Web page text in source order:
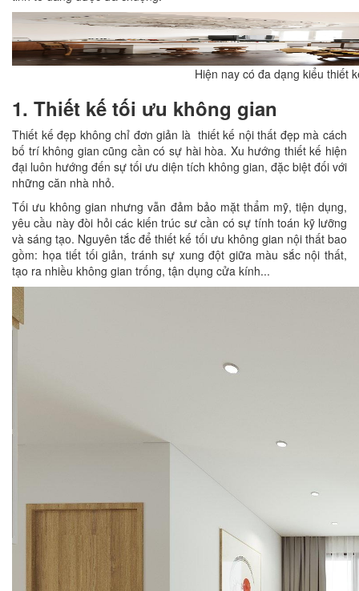
Hiện nay có đa dạng kiểu thiết
1. Thiết kế tối ưu không gian
Thiết kế đẹp không chỉ đơn giản là thiết kế nội thất đẹp mà cách
bố trí không gian cũng cần có sự hài hòa. Xu hướng thiết kế hiện
đại luôn hướng đến sự tối ưu diện tích không gian, đặc biệt đối với
những căn nhà nhỏ.
Tối ưu không gian nhưng vẫn đảm bảo mặt thẩm mỹ, tiện dụng,
yêu cầu này đòi hỏi các kiến trúc sư cần có sự tính toán kỹ lưỡng
và sáng tạo. Nguyên tắc để thiết kế tối ưu không gian nội thất bao
gồm: họa tiết tối giản, tránh sự xung đột giữa màu sắc nội thất,
tạo ra nhiều không gian trống, tận dụng cửa kính...